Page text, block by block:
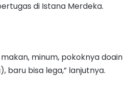
di Istana Merdeka.
minum, pokoknya doain
baru bisa lega,” lanjutnya.